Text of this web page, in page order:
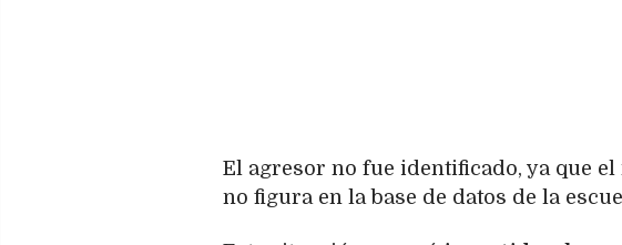
El agresor no fue identificado, ya que
no figura en la base de datos de la